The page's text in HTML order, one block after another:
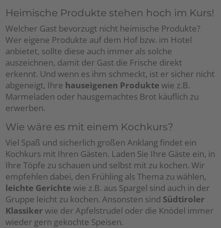
Heimische Produkte stehen hoch im Kurs!
Welcher Gast bevorzugt nicht heimische Produkte?
Wer eigene Produkte auf dem Hof bzw. im Hotel
anbietet, sollte diese auch immer als solche
auszeichnen, damit der Gast die Frische direkt
erkennt. Und wenn es ihm schmeckt, ist er sicher nicht
abgeneigt, Ihre hauseigenen Produkte wie z.B.
Marmeladen oder hausgemachtes Brot käuflich zu
erwerben.
Wie wäre es mit einem Kochkurs?
Viel Spaß und sicherlich großen Anklang findet ein
Kochkurs mit Ihren Gästen. Laden Sie Ihre Gäste ein, in
Ihre Töpfe zu schauen und selbst mit zu kochen. Wir
empfehlen dabei, den Frühling als Thema zu wählen,
leichte Gerichte wie z.B. aus Spargel sind auch in der
Gruppe leicht zu kochen. Ansonsten sind Südtiroler
Klassiker wie der Apfelstrudel oder die Knödel immer
wieder gern gekochte Speisen.